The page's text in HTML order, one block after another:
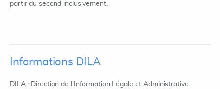
partir du second inclusivement.
Informations DILA
DILA : Direction de l'Information Légale et Administrative